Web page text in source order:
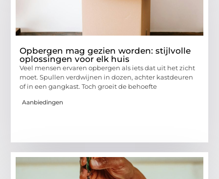
Opbergen mag gezien worden: stijlvolle
oplossingen voor elk huis
Veel mensen ervaren opbergen als iets dat uit het zicht
moet. Spullen verdwijnen in dozen, achter kastdeuren
of in een gangkast. Toch groeit de behoefte
Aanbiedingen